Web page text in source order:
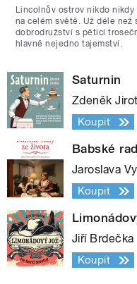
Lincolnův ostrov nikdo
na celém světě. Už déle
dobrodružství s pěticí
hlavně nejedno tajemství.
Saturnin
Zdeněk
Koupit
Babské
Jaroslava
Koupit
Jiří Brdečka
Koupit